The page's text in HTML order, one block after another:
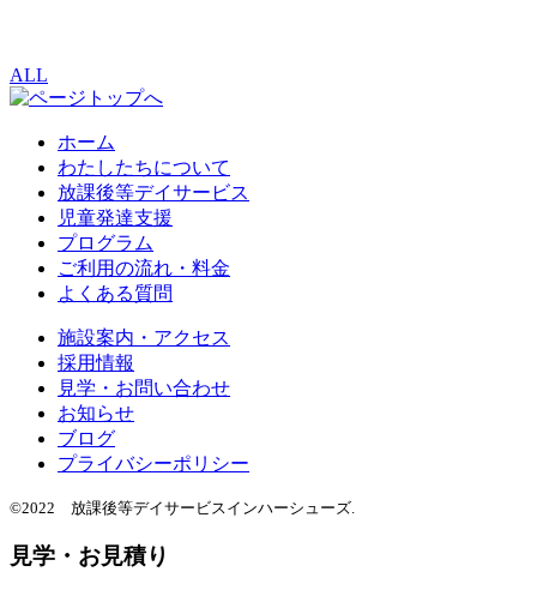
ALL
ホーム
わたしたちについて
放課後等デイサービス
児童発達支援
プログラム
ご利用の流れ・料金
よくある質問
施設案内・アクセス
採用情報
見学・お問い合わせ
お知らせ
ブログ
プライバシーポリシー
©2022 放課後等デイサービスインハーシューズ.
見学・お見積り